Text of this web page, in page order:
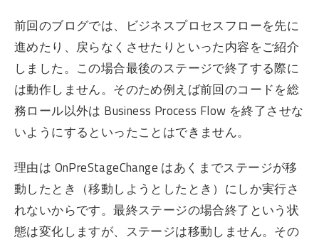
前回のブログでは、ビジネスプロセスフローを先に
進めたり、戻らなくさせたりといった内容をご紹介
しました。この場合最後のステージで終了する際に
は動作しません。そのため例えば前回のコードを総
務ロール以外は Business Process Flow を終了させな
いようにするといったことはできません。
理由は OnPreStageChange はあくまでステージが移
動したとき（移動しようとしたとき）にしか実行さ
れないからです。最終ステージの場合終了という状
態は変化しますが、ステージは移動しません。その